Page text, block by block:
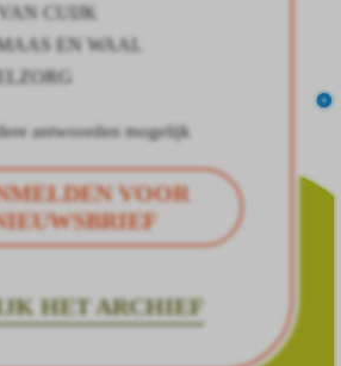
CUIJK
EN WAAL
antwoorden mogelijk
VOOR
HET ARCHIEF